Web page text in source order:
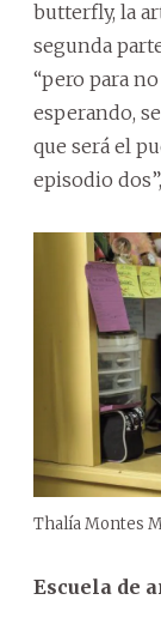
butterfly, la
segunda
“pero para
esperando,
que será el
episodio
Thalía Montes
Escuela de